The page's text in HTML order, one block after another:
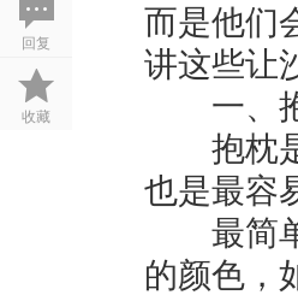
回复
收藏
而是他们
讲这些让
一、
抱枕是
也是最容
最简单
的颜色，